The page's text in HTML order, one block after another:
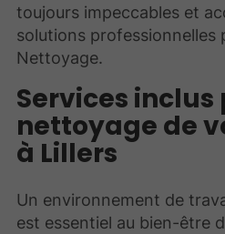
toujours impeccables et
solutions professionnelles
Nettoyage.
Services inclus
nettoyage de
à Lillers
Un environnement de
est essentiel au bien-être